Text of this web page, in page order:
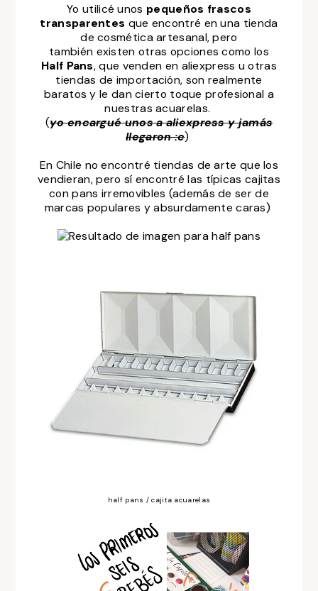
Yo utilicé unos pequeños frascos
transparentes que encontré en una tienda
de cosmética artesanal, pero
también existen otras opciones como los
Half Pans, que venden en aliexpress u otras
tiendas de importación, son realmente
baratos y le dan cierto toque profesional a
nuestras acuarelas.
(yo encargué unos a aliexpress y jamás
llegaron :c)
En Chile no encontré tiendas de arte que los
vendieran, pero sí encontré las típicas cajitas
con pans irremovibles (además de ser de
marcas populares y absurdamente caras)
half pans / cajita acuarelas